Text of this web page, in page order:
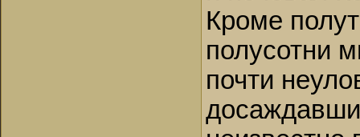
Кроме
полусотни
почти